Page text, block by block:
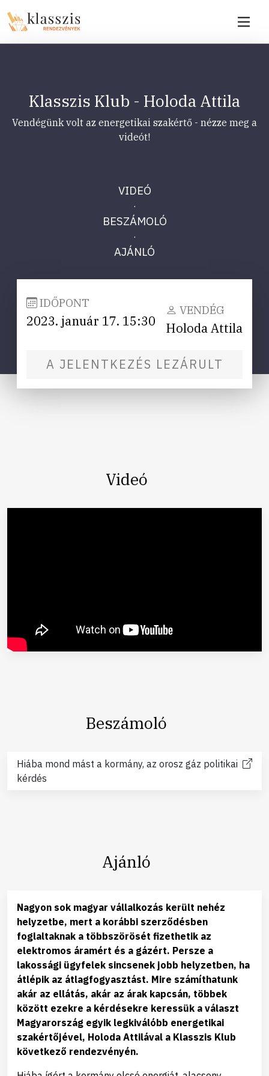
Klasszis Klub - Holoda Attila
Vendégünk volt az energetikai szakértő - nézze meg a
videót!
VIDEÓ
·
BESZÁMOLÓ
·
AJÁNLÓ
IDŐPONT
2023. január 17. 15:30
VENDÉG
Holoda Attila
A JELENTKEZÉS LEZÁRULT
Videó
Beszámoló
Hiába mond mást a kormány, az orosz gáz politikai
kérdés
Ajánló
Nagyon sok magyar vállalkozás került nehéz
helyzetbe, mert a korábbi szerződésben
foglaltaknak a többszörösét fizethetik az
elektromos áramért és a gázért. Persze a
lakossági ügyfelek sincsenek jobb helyzetben, ha
átlépik az átlagfogyasztást. Mire számíthatunk
akár az ellátás, akár az árak kapcsán, többek
között ezekre a kérdésekre keressük a választ
Magyarország egyik legkiválóbb energetikai
szakértőjével, Holoda Attilával a Klasszis Klub
következő rendezvényén.